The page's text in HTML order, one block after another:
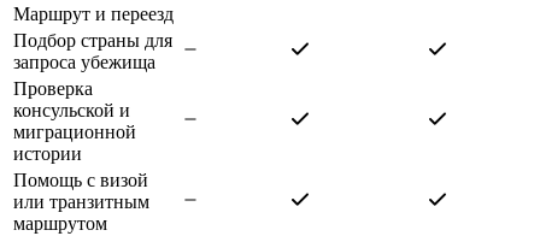
Маршрут и переезд
Подбор страны для
запроса убежища
Проверка
консульской и
миграционной
истории
Помощь с визой
или транзитным
маршрутом